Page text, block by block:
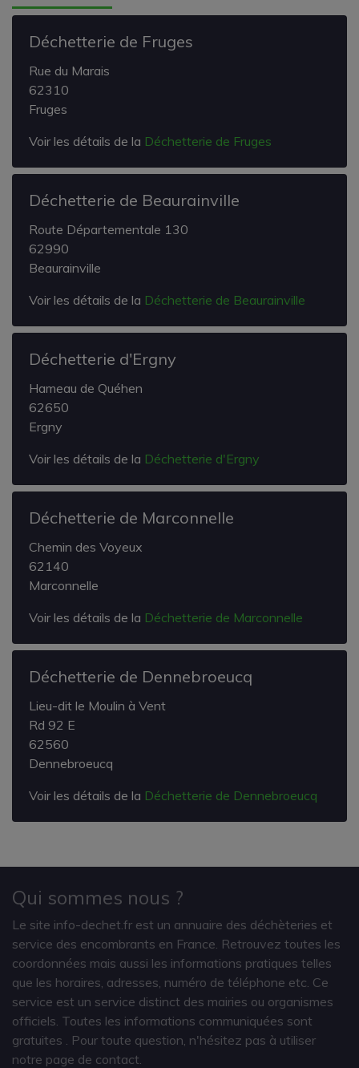
Déchetterie de Fruges
Rue du Marais
62310
Fruges
Voir les détails de la Déchetterie de Fruges
Déchetterie de Beaurainville
Route Départementale 130
62990
Beaurainville
Voir les détails de la Déchetterie de Beaurainville
Déchetterie d'Ergny
Hameau de Quéhen
62650
Ergny
Voir les détails de la Déchetterie d'Ergny
Déchetterie de Marconnelle
Chemin des Voyeux
62140
Marconnelle
Voir les détails de la Déchetterie de Marconnelle
Déchetterie de Dennebroeucq
Lieu-dit le Moulin à Vent
Rd 92 E
62560
Dennebroeucq
Voir les détails de la Déchetterie de Dennebroeucq
Qui sommes nous ?
Le site info-dechet.fr est un annuaire des déchèteries et
service des encombrants en France. Retrouvez toutes les
coordonnées mais aussi les informations pratiques telles
que les horaires, adresses, numéro de téléphone etc. Ce
service est un service distinct des mairies ou organismes
officiels. Toutes les informations communiquées sont
gratuites
. Pour toute question, n'hésitez pas à utiliser
notre page de contact.